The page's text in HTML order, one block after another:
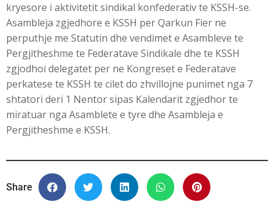
kryesore i aktivitetit sindikal konfederativ te KSSH-se.
Asambleja zgjedhore e KSSH per Qarkun Fier ne
perputhje me Statutin dhe vendimet e Asambleve te
Pergjitheshme te Federatave Sindikale dhe te KSSH
zgjodhoi delegatet per ne Kongreset e Federatave
perkatese te KSSH te cilet do zhvillojne punimet nga 7
shtatori deri 1 Nentor sipas Kalendarit zgjedhor te
miratuar nga Asamblete e tyre dhe Asambleja e
Pergjitheshme e KSSH.
Share